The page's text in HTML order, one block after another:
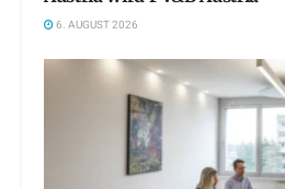
6. AUGUST 2026